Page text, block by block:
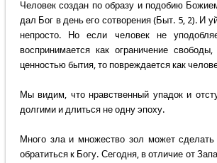
Человек создан по образу и подобию
дал Бог в день его сотворения (Быт. 5, 2). И
непросто. Но если человек не
воспринимается как ограничение
ценностью бытия, то повреждается как
Мы видим, что нравственный упадок и
долгими и длиться не одну эпоху.
Много зла и множество зол может
обратиться к Богу. Сегодня, в отличие от